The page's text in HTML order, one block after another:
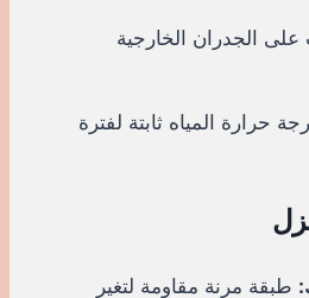
الجدران الخارجية
حرارة المياه ثابتة لفترة
طبقة مرنة مقاومة لتغير